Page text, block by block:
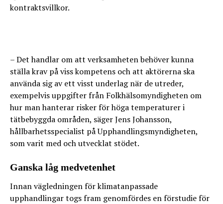
kontraktsvillkor.
– Det handlar om att verksamheten behöver kunna
ställa krav på viss kompetens och att aktörerna ska
använda sig av ett visst underlag när de utreder,
exempelvis uppgifter från Folkhälsomyndigheten om
hur man hanterar risker för höga temperaturer i
tätbebyggda områden, säger Jens Johansson,
hållbarhetsspecialist på Upphandlingsmyndigheten,
som varit med och utvecklat stödet.
Ganska låg medvetenhet
Innan vägledningen för klimatanpassade
upphandlingar togs fram genomfördes en förstudie för